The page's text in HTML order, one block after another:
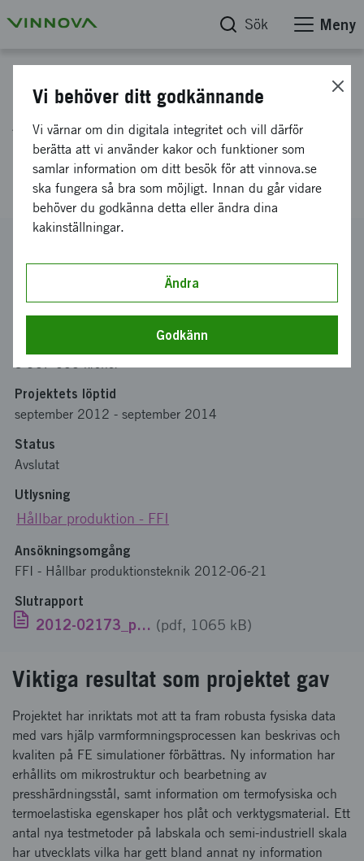
Sök Meny
Analyser för robusta
plåtformningsprocesser vid
höga temperaturer - HotForm
2012-02173
Swerea KIMAB AB
3 957 000 kronor
Projektets löptid
september 2012 - september 2014
Status
Avslutat
Utlysning
Hållbar produktion - FFI
Ansökningsomgång
FFI - Hållbar produktionsteknik 2012-06-21
Slutrapport
2012-02173_publik_SV.pdf (pdf, 1065 kB)
Viktiga resultat som projektet gav
Projektet har inriktats mot att ta fram robusta fysiska data
med vars hjälp varmformningsprocessen kan beskrivas och
kvaliten på FE simulationer förbättras. Ny information har
erhållits om mikrostruktur och bearbetning av
presshärdningsstål, samt information om termofysiska och
termoelastiska egenskaper hos plåt och verktygsmaterial. Ett
antal nya testmetoder på labskala och semi-industriell skala
har utvecklats vilka har gett bland annat ny information
Vi behöver ditt godkännande
Vi värnar om din digitala integritet och vill därför
berätta att vi använder kakor och funktioner som
samlar information om ditt besök för att vinnova.se
ska fungera så bra som möjligt. Innan du går vidare
behöver du godkänna detta eller ändra dina
kakinställningar.
Ändra
Godkänn